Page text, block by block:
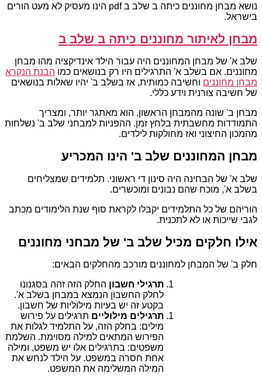
נושא מבחן מחוננים כיתה ב שלב ב pdf הינו מעסיק לא מעט הורים
בישראל.
מבחן לאיתור מחוננים כיתה ב שלב ב
שלב א' של מבחן המחוננים היה עבור הילד אינדיקציה מהו מבחן
מחוננים. אם בשלב א' התרגילים היו רק בנושאים כמו הבנת הנקרא
מבחן מחוננים וחשיבה כמותית, אז בשלב ב' יהיו שאלות בנושאים
של חשיבה צורנית וידע כללי.
מבחן ב' שונה מהמבחן הראשון, הוא מאתגר יותר, ומצריך
התמודדות מחשבתית בלחץ זמן. ההפניות למבחני שלב ב' נשלחות
מהמכון החיצוני ואז מחולקות לילדים.
מבחן המחוננים שלב ב' הינו המכריע
שלב א' של הבחינה היה סינון די ראשוני. תלמידים שמצליחים
בשלב א', מוכח שהם נבונים ומוכשרים.
הוריהם של כל התלמידים יקבלו לקראת סוף שנת הלימודים מכתב
לגבי שייכות או לא לתכנית.
אילו חלקים מכיל שלב ב' של מבחני מחוננים
חלק ב' של המבחן למחוננים מורכב מהחלקים הבאים:
תרגילי חשבון החלק הזה זהה בסגנונו
לחלק החשבון הנמצא במבחן בשלב א'.
בקטע זה יש בעיות מילוליות של חשבון.
תרגילים מילוליים תרגילים על פירוש
מילים: בחלק הזה, על התלמיד לגלות את
הפירוש המתאים למילה מסוימת. השלמת
משפטים: בתרגילים אלו יש משפט, ומילה
אחת חסרה במשפט. על הילד לנחש את
המילה המשלימה את המשפט.